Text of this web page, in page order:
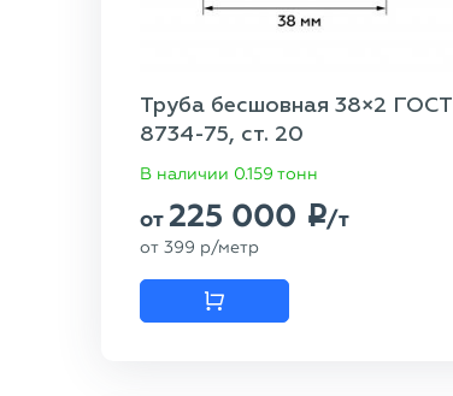
Труба бесшовная 38×2 ГОСТ
8734-75, ст. 20
В наличии 0.159 тонн
от 225 000 p/т
от 399 p/метр